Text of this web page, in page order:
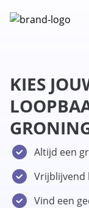
KIES
Altijd een
Vrijblijvend
Vind een